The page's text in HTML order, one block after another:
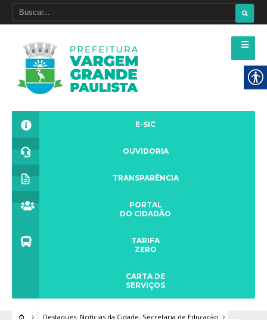
E-SIC
OUVIDORIA
TRANSPARÊNCIA
PORTAL
DO CIDADÃO
TARIFA
ZERO
CARTA DE
SERVIÇOS
Destaques, Notícias da Cidade, Secretaria de Educação